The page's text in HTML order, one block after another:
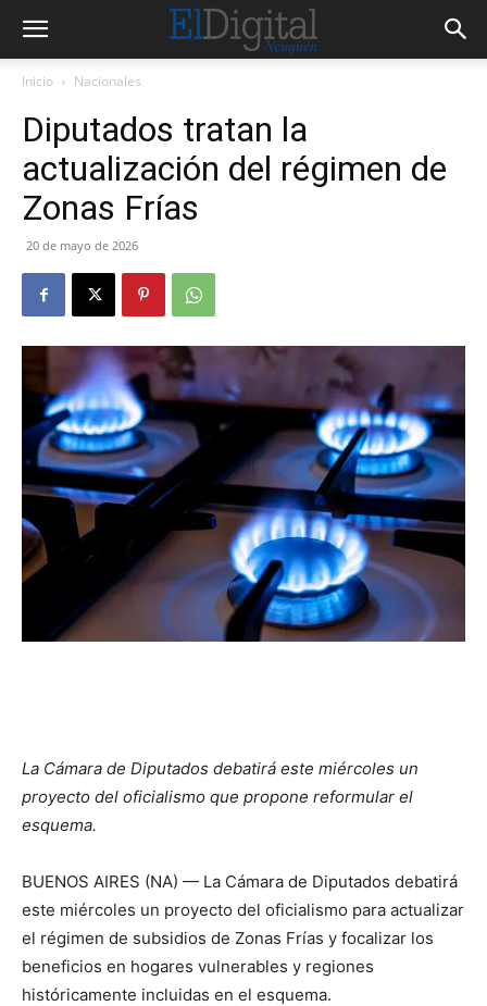
Inicio Nacionales
Diputados tratan la
actualización del régimen de
Zonas Frías
20 de mayo de 2026
La Cámara de Diputados debatirá este miércoles un
proyecto del oficialismo que propone reformular el
esquema.
BUENOS AIRES (NA) — La Cámara de Diputados debatirá
este miércoles un proyecto del oficialismo para actualizar
el régimen de subsidios de Zonas Frías y focalizar los
beneficios en hogares vulnerables y regiones
históricamente incluidas en el esquema.